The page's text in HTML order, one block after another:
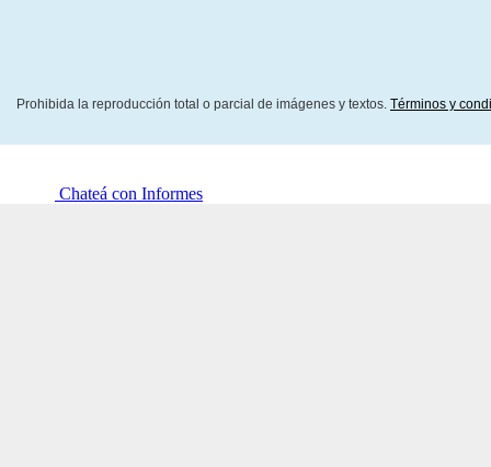
Prohibida la reproducción total o parcial de imágenes y textos. Términos y
Chateá con Informes